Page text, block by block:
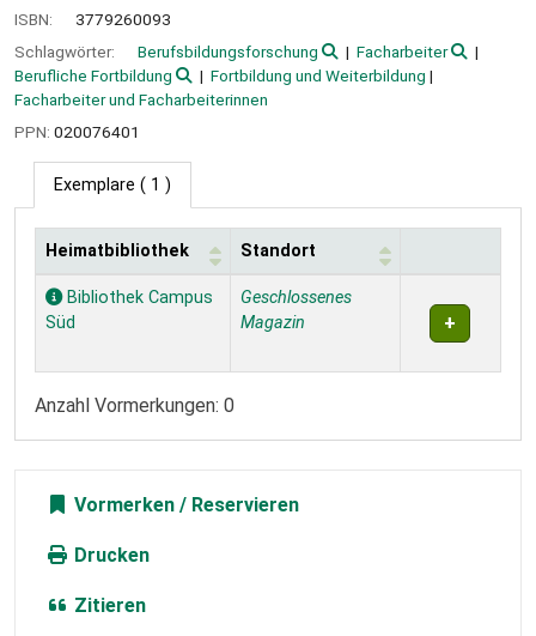
ISBN:
3779260093
Schlagwörter:
Berufsbildungsforschung
Facharbeiter
Berufliche Fortbildung
Fortbildung und Weiterbildung
Facharbeiter und Facharbeiterinnen
PPN: 020076401
Exemplare ( 1 )
Exemplare
Heimatbibliothek Standort
Bibliothek Campus
Süd
Geschlossenes
Magazin
Anzahl Vormerkungen: 0
Vormerken
Drucken
Zitieren